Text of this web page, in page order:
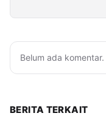
Belum ada
BERITA TERKAIT